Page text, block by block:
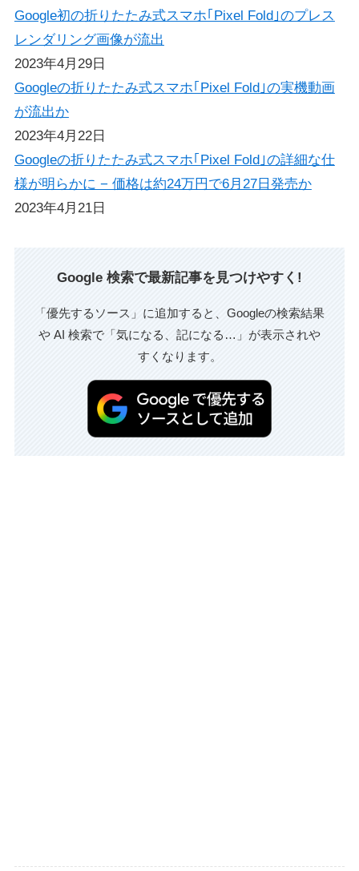
Google初の折りたたみ式スマホ｢Pixel Fold｣のプレス
レンダリング画像が流出
2023年4月29日
Googleの折りたたみ式スマホ｢Pixel Fold｣の実機動画
が流出か
2023年4月22日
Googleの折りたたみ式スマホ｢Pixel Fold｣の詳細な仕
様が明らかに − 価格は約24万円で6月27日発売か
2023年4月21日
Google 検索で最新記事を見つけやすく!
「優先するソース」に追加すると、Googleの検索結果
や AI 検索で「気になる、記になる…」が表示されや
すくなります。